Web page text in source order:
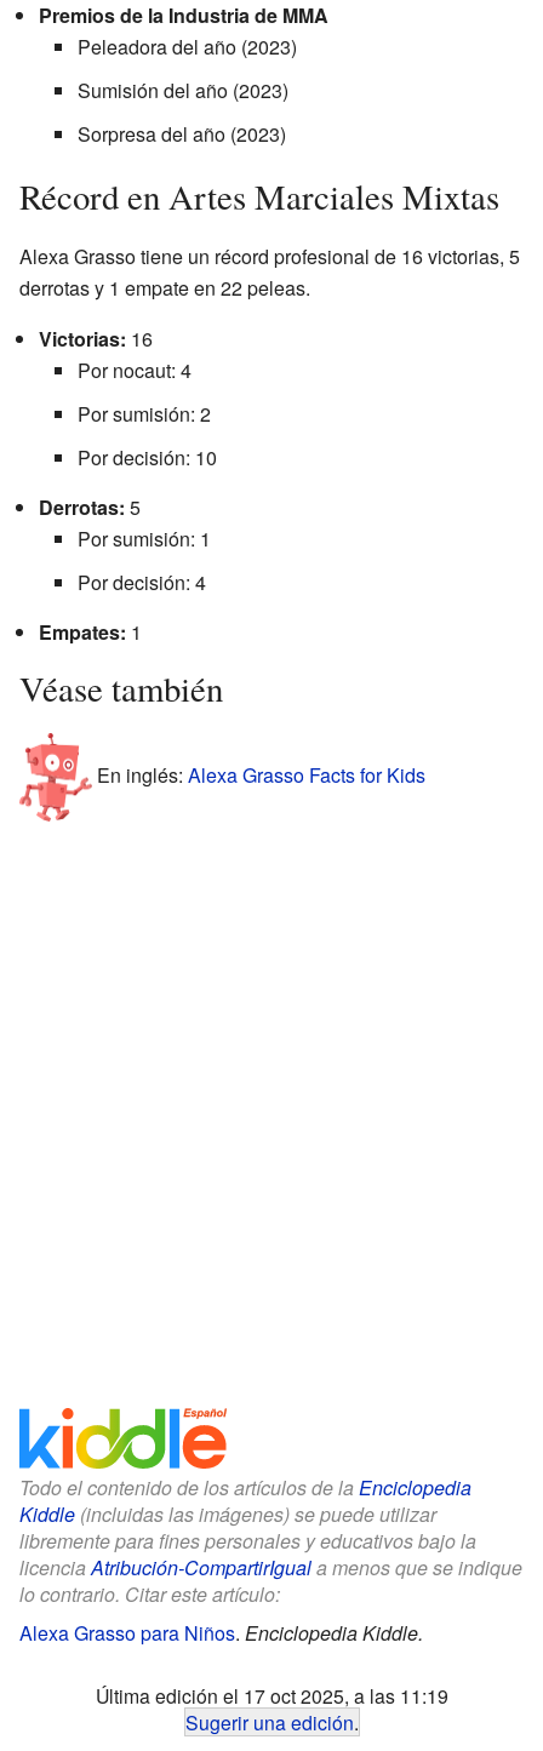
Premios de la Industria de MMA
Peleadora del año (2023)
Sumisión del año (2023)
Sorpresa del año (2023)
Récord en Artes Marciales Mixtas
Alexa Grasso tiene un récord profesional de 16 victorias, 5
derrotas y 1 empate en 22 peleas.
Victorias: 16
Por nocaut: 4
Por sumisión: 2
Por decisión: 10
Derrotas: 5
Por sumisión: 1
Por decisión: 4
Empates: 1
Véase también
En inglés: Alexa Grasso Facts for Kids
Todo el contenido de los artículos de la Enciclopedia
Kiddle (incluidas las imágenes) se puede utilizar
libremente para fines personales y educativos bajo la
licenciaAtribución-CompartirIguala menos que se indique
lo contrario. Citar este artículo:
Alexa Grasso para Niños. Enciclopedia Kiddle.
Última edición el 17 oct 2025, a las 11:19
Sugerir una edición.